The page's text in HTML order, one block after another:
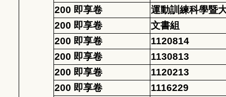
200 即享卷
運動訓練科學暨
200 即享卷
文書組
200 即享卷
1120814
200 即享卷
1130813
200 即享卷
1120213
200 即享卷
1116229